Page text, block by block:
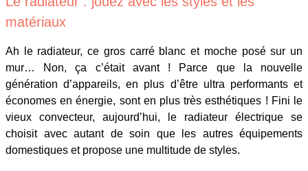
matériaux
Ah le radiateur, ce gros carré blanc et moche posé sur un
mur… Non, ça c’était avant ! Parce que la nouvelle
génération d’appareils, en plus d’être ultra performants et
économes en énergie, sont en plus très esthétiques ! Fini le
vieux convecteur, aujourd’hui, le radiateur électrique se
choisit avec autant de soin que les autres équipements
domestiques et propose une multitude de styles.